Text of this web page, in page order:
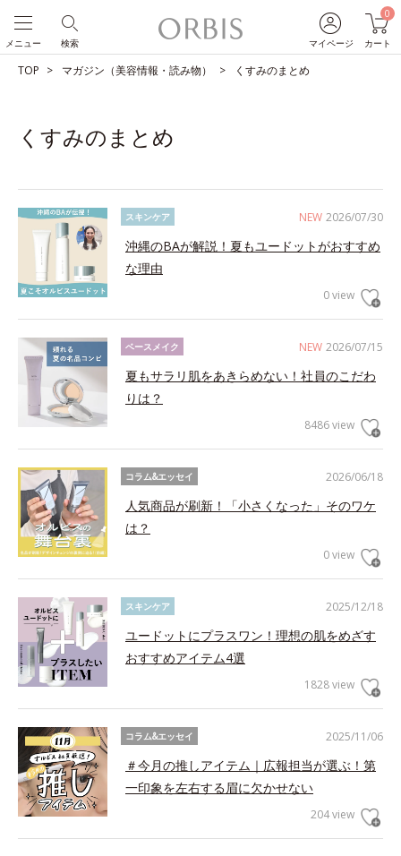
マイページ
0
カート
検索
メニュー
TOP マガジン（美容情報・読み物） くすみのまとめ
くすみのまとめ
NEW 2026/07/30
スキンケア
沖縄のBAが解説！夏もユードットがおすすめ
な理由
0 view
NEW 2026/07/15
ベースメイク
夏もサラリ肌をあきらめない！社員のこだわ
りは？
8486 view
2026/06/18
コラム&エッセイ
人気商品が刷新！「小さくなった」そのワケ
は？
0 view
2025/12/18
スキンケア
ユードットにプラスワン！理想の肌をめざす
おすすめアイテム4選
1828 view
2025/11/06
コラム&エッセイ
＃今月の推しアイテム｜広報担当が選ぶ！第
一印象を左右する眉に欠かせない
204 view